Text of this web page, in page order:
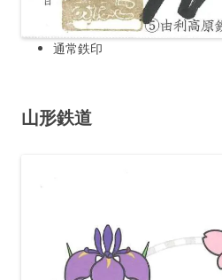
通常鉄印
山形鉄道